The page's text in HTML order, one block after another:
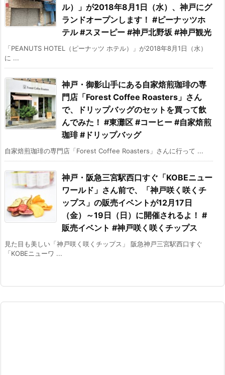
ル）」が2018年8月1日（水）、神戸にグ
ランドオープンします！ #ピーナッツホ
テル #スヌーピー #神戸北野坂 #神戸観光
「PEANUTS HOTEL（ピーナッツ ホテル）」が2018年8月1日（水）
に ...
神戸・御影山手にある自家焙煎珈琲の専
門店「Forest Coffee Roasters」さん
で、ドリップバッグのセットを買って飲
んでみた！ #東灘区 #コーヒー #自家焙煎
珈琲 #ドリップバッグ
自家焙煎珈琲の専門店「Forest Coffee Roasters」さんに行って ...
神戸・阪急三宮駅西口すぐ「KOBEニュー
ワールド」さん前で、「神戸咲く咲くチ
ップス」の販売イベントが12月17日
（金）～19日（日）に開催されるよ！ #
販売イベント #神戸咲く咲くチップス
見た目も美しい「神戸咲く咲くチップス」 阪急神戸三宮駅西口すぐ
「KOBEニューワ ...